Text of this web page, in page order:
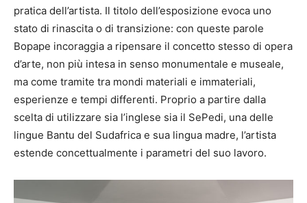
pratica dell’artista. Il titolo dell’esposizione evoca uno
stato di rinascita o di transizione: con queste parole
Bopape incoraggia a ripensare il concetto stesso di opera
d’arte, non più intesa in senso monumentale e museale,
ma come tramite tra mondi materiali e immateriali,
esperienze e tempi differenti. Proprio a partire dalla
scelta di utilizzare sia l’inglese sia il SePedi, una delle
lingue Bantu del Sudafrica e sua lingua madre, l’artista
estende concettualmente i parametri del suo lavoro.